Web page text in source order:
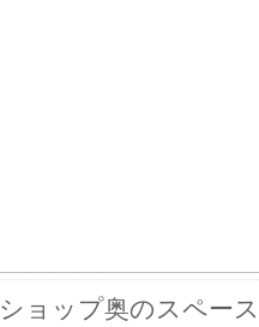
ショップ奥のスペー